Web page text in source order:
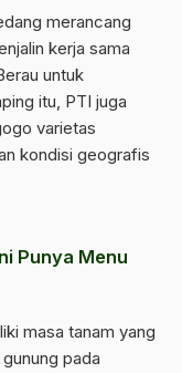
merancang
kerja sama
untuk
itu, PTI juga
varietas
kondisi geografis
Punya Menu
masa tanam yang
pada